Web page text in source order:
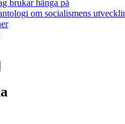
brukar hänga på
om socialismens